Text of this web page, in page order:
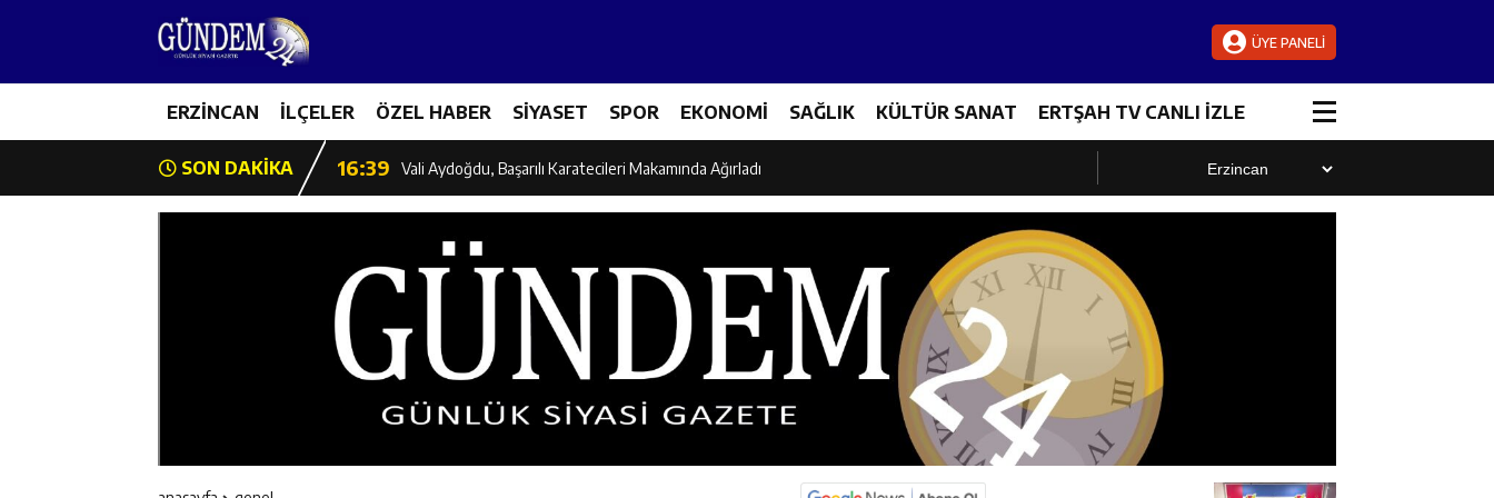
ÜYE PANELİ
ERZİNCAN İLÇELER ÖZEL HABER SİYASET SPOR EKONOMİ SAĞLIK KÜLTÜR SANAT ERTŞAH TV CANLI İZLE
SON DAKİKA
16:40 Mustafa Sarıgül’den “Parti Değiştirdi” İddialarına Yanıt
16:39 Vali Aydoğdu, Başarılı Karatecileri Makamında Ağırladı
11:42 Erzincan’da Kadına Yönelik Şiddetle Mücadele İçin Kurumlar Bir Araya Geldi
11:41 Hafızlık Sadece Ezber Değil, Kur’an’ın Anlamıyla Yaşamaktır
HSK Başkanvekili Fuzuli Aydoğdu’dan Erzincan Valisi Hamza Aydoğdu’ya Ziyaret